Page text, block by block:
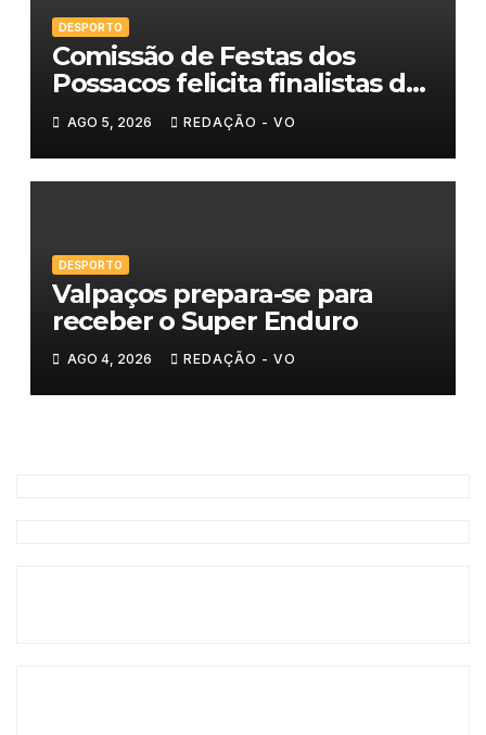
DESPORTO
Comissão de Festas dos
Possacos felicita finalistas do
Torneio de Sueca
AGO 5, 2026 REDAÇÃO - VO
DESPORTO
Valpaços prepara-se para
receber o Super Enduro
AGO 4, 2026 REDAÇÃO - VO